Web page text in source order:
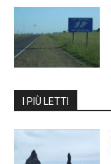
I PIÙ LETTI